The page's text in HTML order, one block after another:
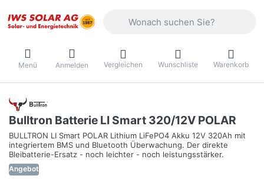
Menü Anmelden Vergleichen Wunschliste Warenkorb
Bulltron Batterie LI Smart 320/12V POLAR
BULLTRON LI Smart POLAR Lithium LiFePO4 Akku 12V 320Ah mit
integriertem BMS und Bluetooth Überwachung. Der direkte
Bleibatterie-Ersatz - noch leichter - noch leistungsstärker.
Angebot